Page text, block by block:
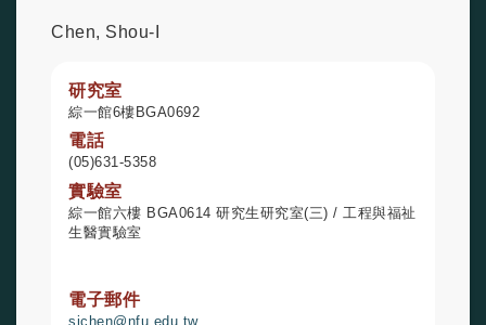
Chen, Shou-I
研究室
綜一館6樓BGA0692
電話
(05)631-5358
實驗室
綜一館六樓 BGA0614 研究生研究室(三) / 工程與福祉
生醫實驗室
電子郵件
sichen@nfu.edu.tw